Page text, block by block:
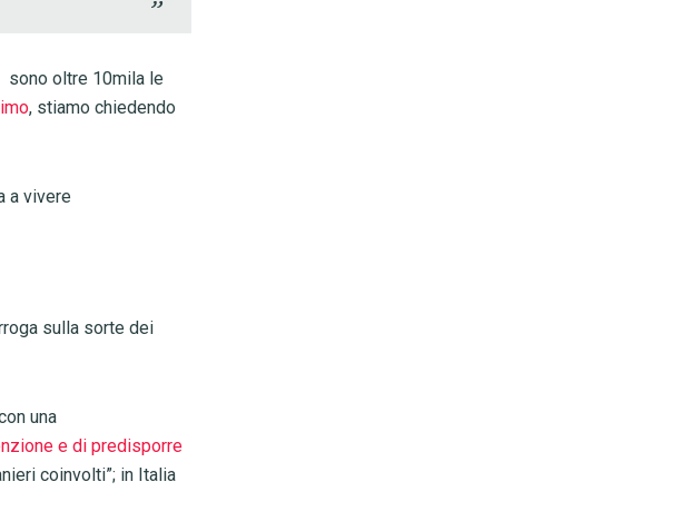
sono oltre 10mila le
, stiamo chiedendo
a vivere
sulla sorte dei
una
e di predisporre
coinvolti”; in Italia